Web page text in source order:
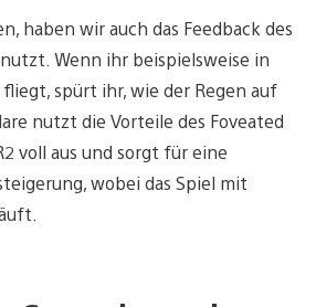
haben wir auch das Feedback des
Wenn ihr beispielsweise in
spürt ihr, wie der Regen auf
nutzt die Vorteile des Foveated
voll aus und sorgt für eine
wobei das Spiel mit